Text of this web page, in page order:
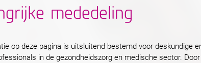
mededeling
op deze pagina is uitsluitend bestemd voor deskundige
in de gezondheidszorg en medische sector. Door